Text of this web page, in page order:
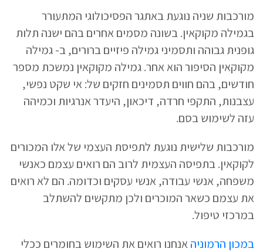
מורכבות שניה נוגעת באתגר הפסיכולוגי המתעורר
בגמילה מקוקאין. בשונה מסמים אחרים בהם ישנה תלות
גופנית גבוהה ותסמיני גמילה פיזיים ברורים, ב- גמילה
מקוקאין הסיפור הוא אחר. גמילה מקוקאין נמשכת מספר
חודשים, בהם חווים תסמינים חזקים של: אי שקט נפשי,
עצבנות, התקפי חרדה, דיכאון, היעדר אנרגיות וכמיהה
עזה לשימוש בסם.
מורכבות שלישית נוגעת לתפיסת העצמי של אלו המכורים
לקוקאין. בתפיסה העצמית לרוב הם רואים עצמם כאנשי
משפחה, אנשי עבודה, אנשי עסקים וכדומה. הם לא רואים
את עצמם כשאר המוכרים ולכן מתקשים להשתלב
במרכזי טיפול.
במכון הרמוניהאנחנו רואים את השימוש בחומרים ככלי